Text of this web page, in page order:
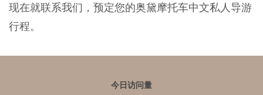
现在就联系我们，预定您的奥黛摩托车中文私人导游
行程。
今日访问量